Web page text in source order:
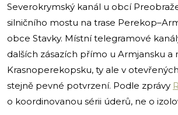
Severokrymský kanál u obcí
silničního mostu na trase
obce Stavky. Místní telegramové
dalších zásazích přímo u Armjansku a
Krasnoperekopsku, ty ale v
stejně pevné potvrzení. Podle zprávy
o koordinovanou sérii úderů, ne o